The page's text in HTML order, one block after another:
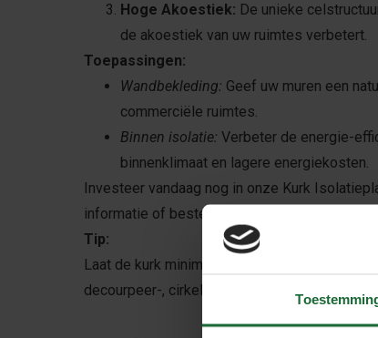
Hoge Akoestiek: De unieke
de akoestiek van uw ruimtes verbetert.
Toepassingen:
Wandbekleding: Geef uw muren een
commerciële ruimtes.
Binnen isolatie: Verbeter de energie-
binnenklimaat en lagere energiekosten.
Investeer vandaag nog in onze Kurk
informatie of bestel direct online!
Tip:
Laat de kurk minimaal 48 uur acclimatiseren
decourpeer-, cirkel-, of handzaag. Voor het